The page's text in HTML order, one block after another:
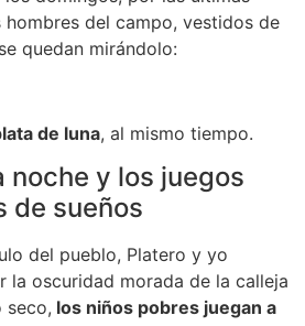
del campo, vestidos de
quedan mirándolo:
de luna, al mismo tiempo.
noche y los juegos
de sueños
del pueblo, Platero y yo
la oscuridad morada de la calleja
seco, los niños pobres juegan a